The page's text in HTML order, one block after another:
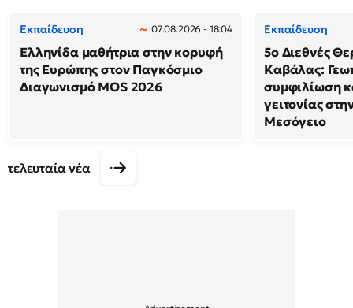
Εκπαίδευση 07.08.2026 - 18:04
Ελληνίδα μαθήτρια στην κορυφή
της Ευρώπης στον Παγκόσμιο
Διαγωνισμό MOS 2026
Εκπαίδευση
5ο Διεθνές
Καβάλας:
συμφιλίωση
γειτονίας
Μεσόγειο
τελευταία νέα